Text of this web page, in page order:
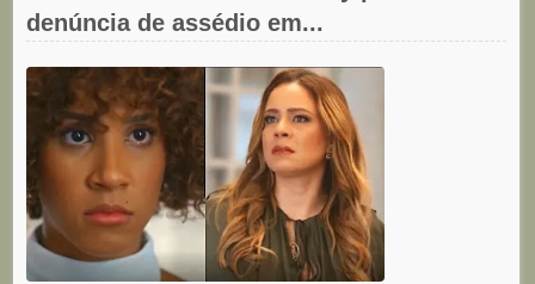
denúncia de assédio em...